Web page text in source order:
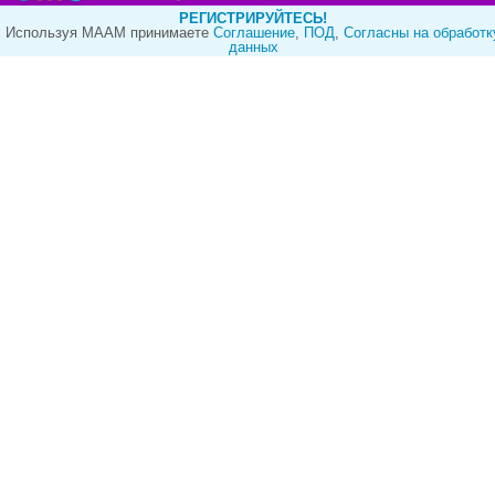
РЕГИСТРИРУЙТЕСЬ!
Используя МААМ принимаете Cоглашение, ПОД, Согласны на
данных